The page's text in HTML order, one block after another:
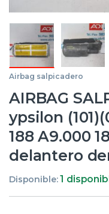
Airbag salpicadero
AIRBAG
ypsilon
188 A9.000
delantero
Disponible:1